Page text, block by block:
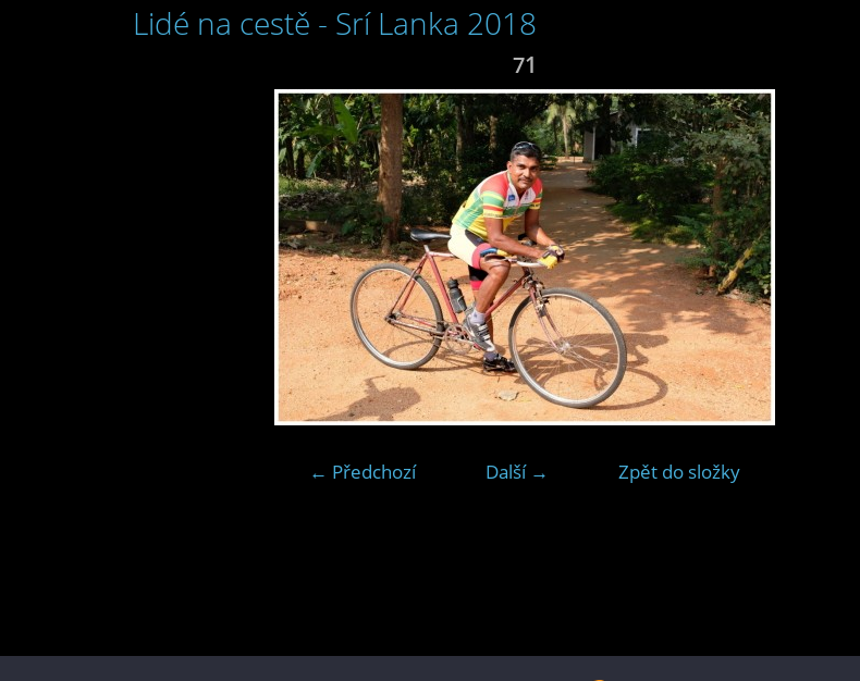
Lidé na cestě - Srí Lanka 2018
71
← Předchozí Další → Zpět do složky